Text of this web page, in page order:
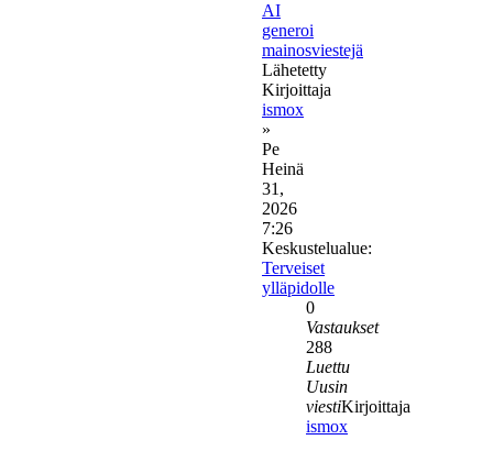
AI
generoi
mainosviestejä
Lähetetty
Kirjoittaja
ismox
»
Pe
Heinä
31,
2026
7:26
Keskustelualue:
Terveiset
ylläpidolle
0
Vastaukset
288
Luettu
Uusin
viestiKirjoittaja
ismox